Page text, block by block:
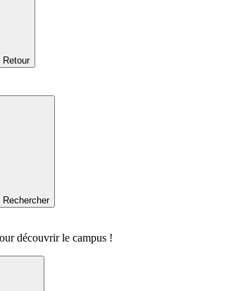
Retour
Rechercher
découvrir le campus !